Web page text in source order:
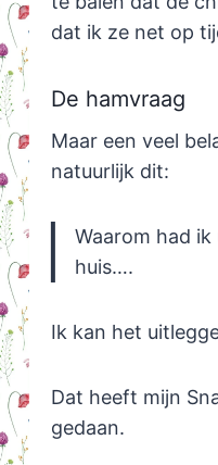
dat ik ze net op
De hamvraag
Maar een veel
natuurlijk dit:
Waarom had
huis….
Ik kan het
Dat heeft mijn
gedaan.